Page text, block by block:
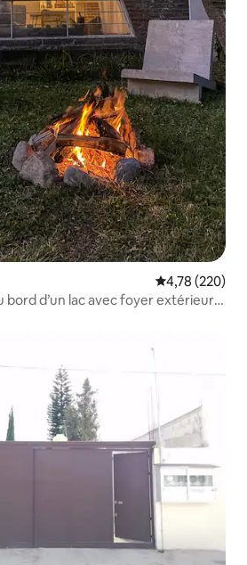
Note
4,78 (220)
d’un lac avec foyer extérieur